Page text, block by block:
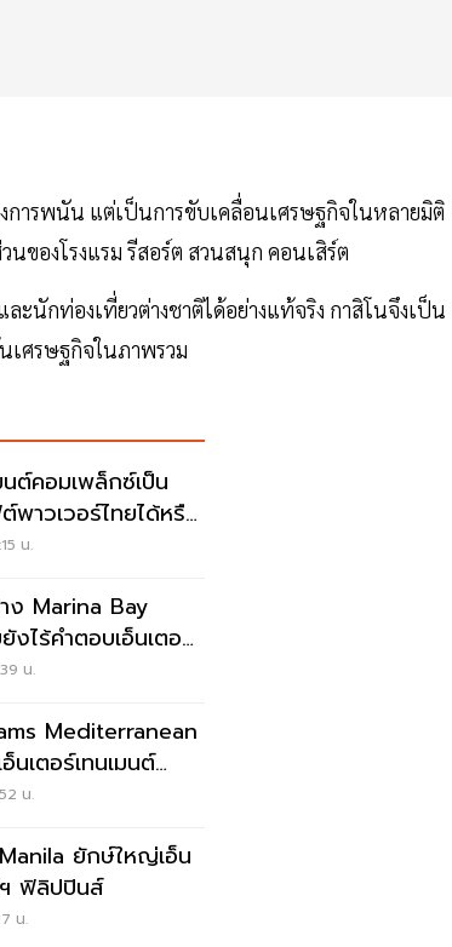
การพนัน แต่เป็นการขับเคลื่อนเศรษฐกิจในหลายมิติ
นของโรงแรม รีสอร์ต สวนสนุก คอนเสิร์ต
ะนักท่องเที่ยวต่างชาติได้อย่างแท้จริง กาสิโนจึงเป็น
เศรษฐกิจในภาพรวม
นต์คอมเพล็กซ์เป็น
พาวเวอร์ไทยได้หรือ
น.
ง Marina Bay
งไร้คำตอบเอ็นเตอร์
น.
Mediterranean
เตอร์เทนเมนต์
น.
ยักษ์ใหญ่เอ็น
ฯ ฟิลิปปินส์
น.